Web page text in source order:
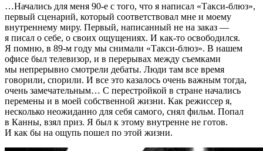
…Начались для меня 90-е с того, что я написал «Такси-блюз»,
первый сценарий, который соответствовал мне и моему
внутреннему миру. Первый, написанный не на заказ —
я писал о себе, о своих ощущениях. И как-то освободился.
Я помню, в 89-м году мы снимали «Такси-блюз». В нашем
офисе был телевизор, и в перерывах между съемками
мы непрерывно смотрели дебаты. Люди там все время
говорили, спорили. И все это казалось очень важным тогда,
очень замечательным… С перестройкой в стране начались
перемены и в моей собственной жизни. Как режиссер я,
несколько неожиданно для себя самого, снял фильм. Попал
в Канны, взял приз. Я был к этому внутренне не готов.
И как бы на ощупь пошел по этой жизни.